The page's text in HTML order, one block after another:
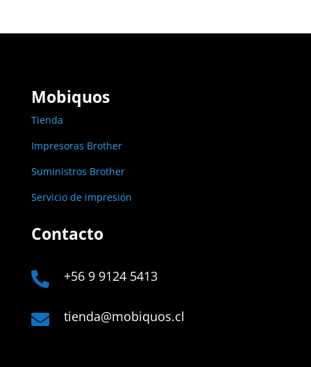
Mobiquos
Tienda
Impresoras Brother
Suministros Brother
Servicio de impresión
Contacto
 +56 9 9124 5413
 tienda@mobiquos.cl